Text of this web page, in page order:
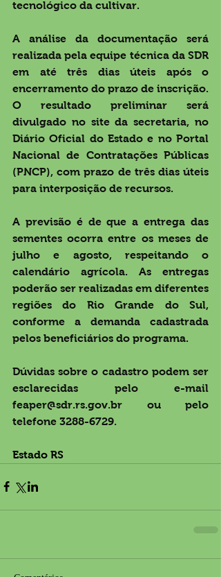
tecnológico da cultivar.
A análise da documentação será
realizada pela equipe técnica da SDR
em até três dias úteis após o
encerramento do prazo de inscrição.
O resultado preliminar será
divulgado no site da secretaria, no
Diário Oficial do Estado e no Portal
Nacional de Contratações Públicas
(PNCP), com prazo de três dias úteis
para interposição de recursos.
A previsão é de que a entrega das
sementes ocorra entre os meses de
julho e agosto, respeitando o
calendário agrícola. As entregas
poderão ser realizadas em diferentes
regiões do Rio Grande do Sul,
conforme a demanda cadastrada
pelos beneficiários do programa.
Dúvidas sobre o cadastro podem ser
feaper@sdr.rs.gov.br ou pelo
telefone 3288-6729.
Estado RS